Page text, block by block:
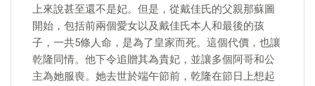
上來說甚至還不是妃。但是，從戴佳氏的父親那蘇圖
開始，包括前兩個愛女以及戴佳氏本人和最後的孩
子，一共5條人命，是為了皇家而死。這個代價，也讓
乾隆同情。他下令追贈其為貴妃，並讓多個阿哥和公
主為她服喪。她去世於端午節前，乾隆在節日上想起